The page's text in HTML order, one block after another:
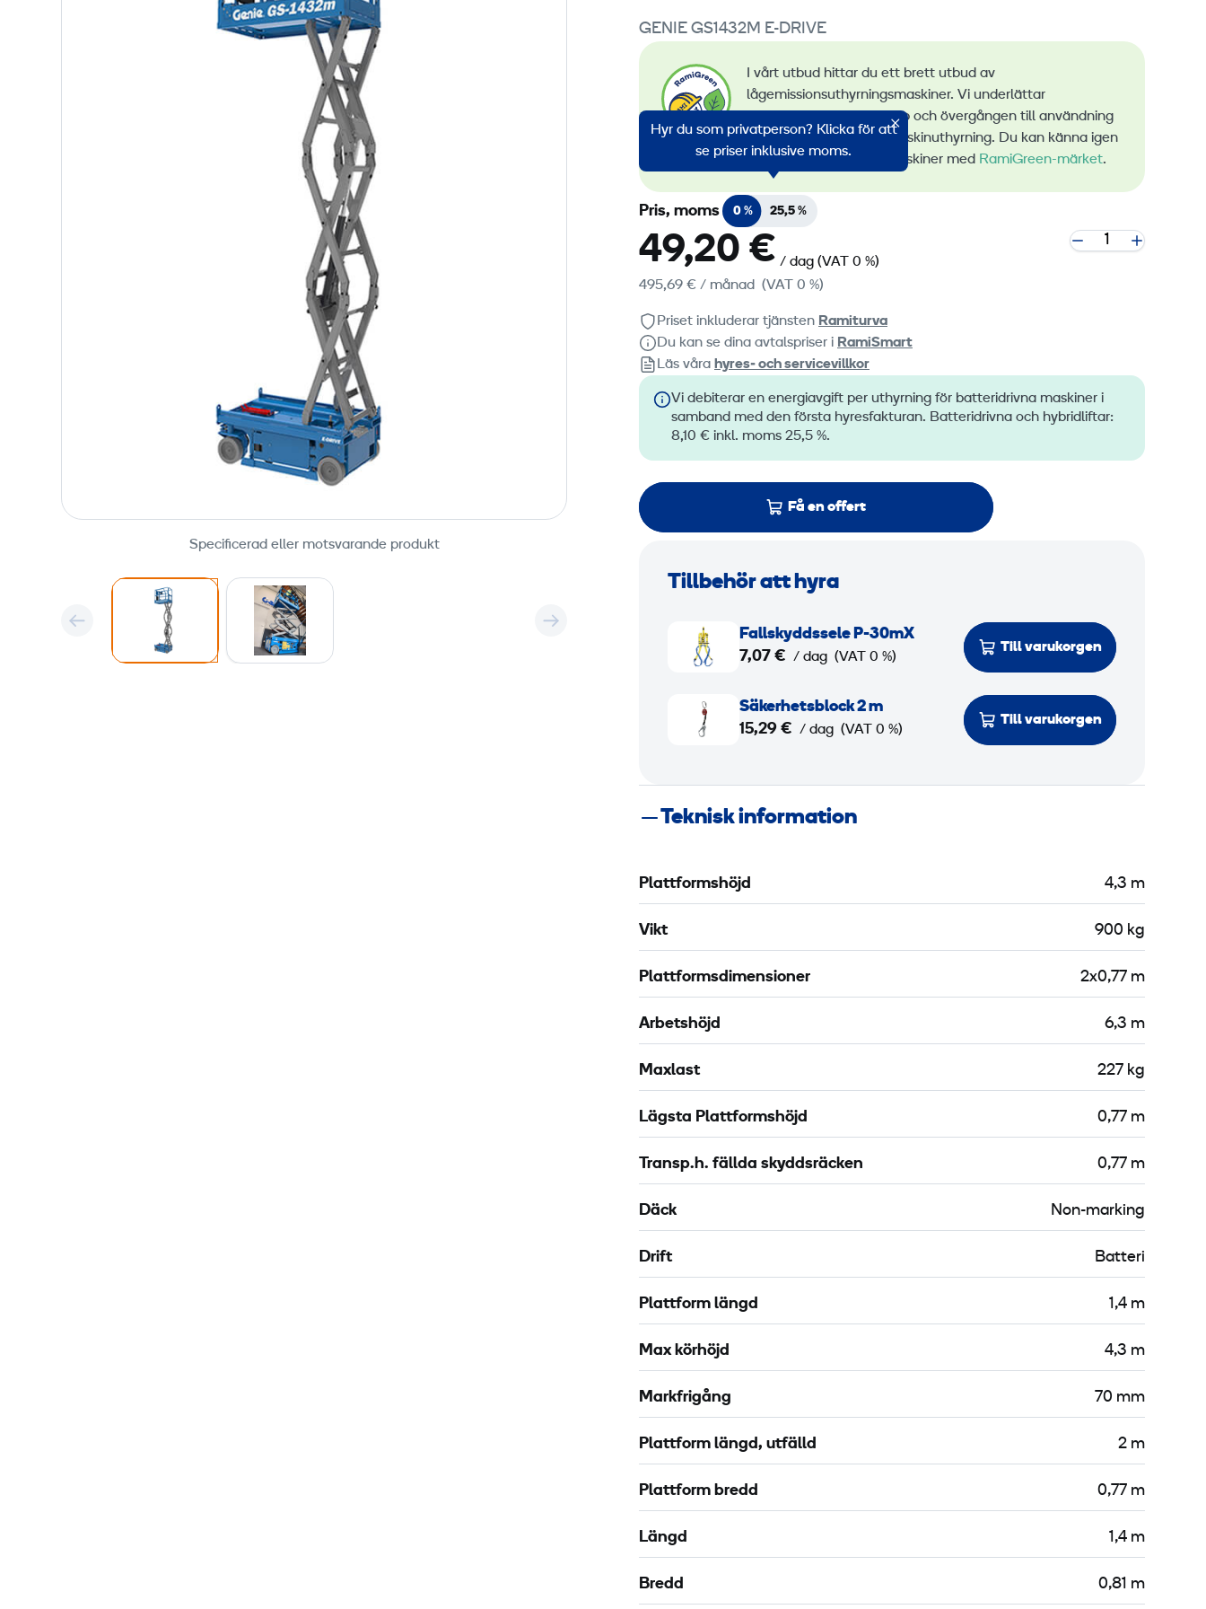
Specificerad eller motsvarande produkt
GENIE GS1432M E-DRIVE
I vårt utbud hittar du ett brett utbud av
lågemissionsuthyrningsmaskiner. Vi underlättar
övervakningen av utsläpp och övergången till användning
av förnybar energi vid maskinuthyrning. Du kan känna igen
alla våra lågemissionsmaskiner med RamiGreen-märket.
Hyr du som privatperson? Klicka för att
se priser inklusive moms.
Pris, moms 0 % 25,5 %
49,20 € / dag (VAT 0 %)
495,69 € / månad (VAT 0 %)
Priset inkluderar tjänsten Ramiturva
Du kan se dina avtalspriser i RamiSmart
Läs våra hyres‑ och servicevillkor
Vi debiterar en energiavgift per uthyrning för batteridrivna maskiner i
samband med den första hyresfakturan. Batteridrivna och hybridliftar:
8,10 € inkl. moms 25,5 %.
Få en offert
Tillbehör att hyra
d
e
e
-
Fallskyddssele P-30mX
7,07 € / dag (VAT 0 %)
Till varukorgen
h
s
l
c
Säkerhetsblock 2 m
15,29 € / dag (VAT 0 %)
Till varukorgen
Teknisk information
Plattformshöjd 4,3 m
Vikt 900 kg
Plattformsdimensioner 2x0,77 m
Arbetshöjd 6,3 m
Maxlast 227 kg
Lägsta Plattformshöjd 0,77 m
Transp.h. fällda skyddsräcken 0,77 m
Däck Non-marking
Drift Batteri
Plattform längd 1,4 m
Max körhöjd 4,3 m
Markfrigång 70 mm
Plattform längd, utfälld 2 m
Plattform bredd 0,77 m
Längd 1,4 m
Bredd 0,81 m